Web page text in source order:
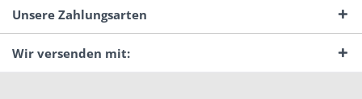
Unsere Zahlungsarten
Wir versenden mit: